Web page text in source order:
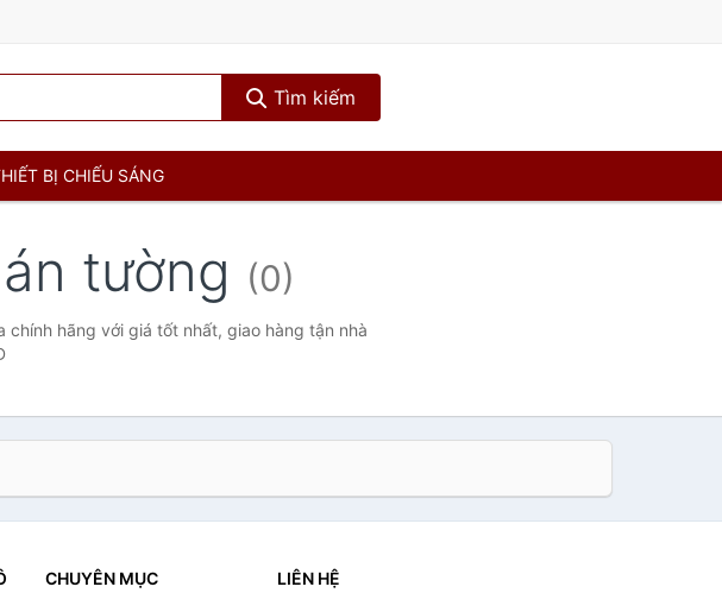
Tìm kiếm
BỊ CHIẾU SÁNG
tường (0)
hãng với giá tốt nhất, giao hàng tận nhà
CHUYÊN MỤC LIÊN HỆ